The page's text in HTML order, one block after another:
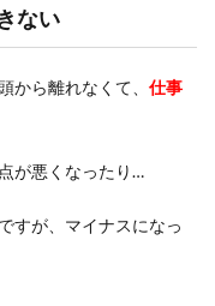
ない
から離れなくて、 仕事
が悪くなったり…
すが、マイナスになっ